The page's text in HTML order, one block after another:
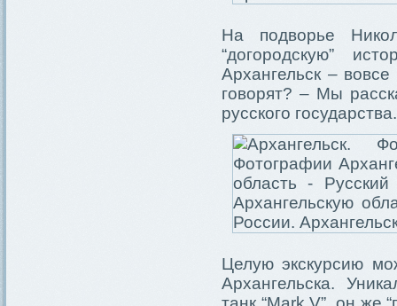
На подворье
“догородскую”
Архангельск –
говорят? – Мы
русского государства.
Целую экскурсию
Архангельска.